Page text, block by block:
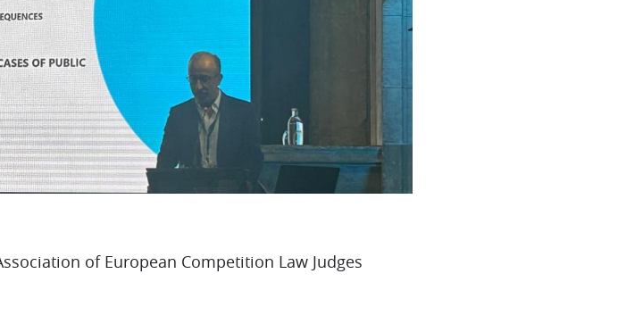
of European Competition Law Judges